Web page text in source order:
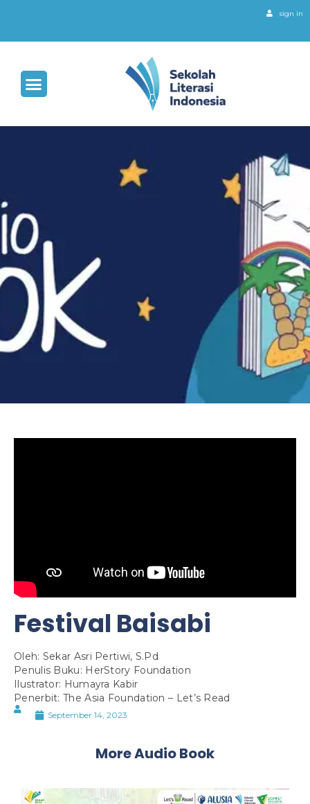
sign in
Festival Baisabi
Oleh: Sekar Asri Pertiwi, S.Pd
Penulis Buku: HerStory Foundation
Ilustrator: Humayra Kabir
Penerbit: The Asia Foundation – Let’s Read
September 14, 2023
More Audio Book